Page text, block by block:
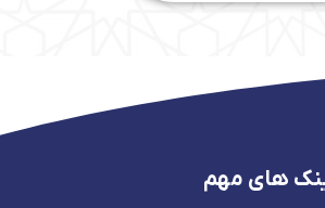
های مهم